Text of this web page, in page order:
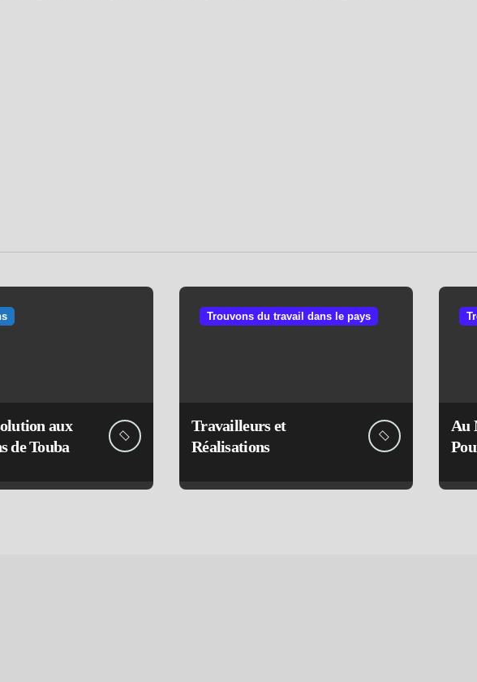
aux
de Touba
Trouvons du travail dans le pays
Travailleurs et
Réalisations
Au